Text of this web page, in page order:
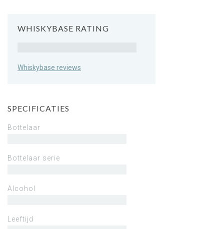
WHISKYBASE RATING
Whiskybase reviews
SPECIFICATIES
Bottelaar
Bottelaar serie
Alcohol
Leeftijd